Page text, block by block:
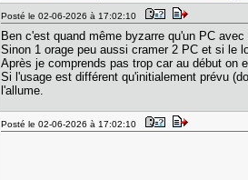
Posté le 02-06-2026 à 17:02:10
Ben c'est quand même byzarre qu'un PC
Sinon 1 orage peu aussi cramer 2 PC et si le
Après je comprends pas trop car au début on
Si l'usage est différent qu'initialement prévu
l'allume.
Posté le 02-06-2026 à 17:02:10